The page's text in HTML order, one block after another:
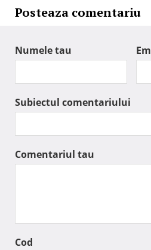
Posteaza comentariu
Numele tau
Subiectul comentariului
Comentariul tau
Cod